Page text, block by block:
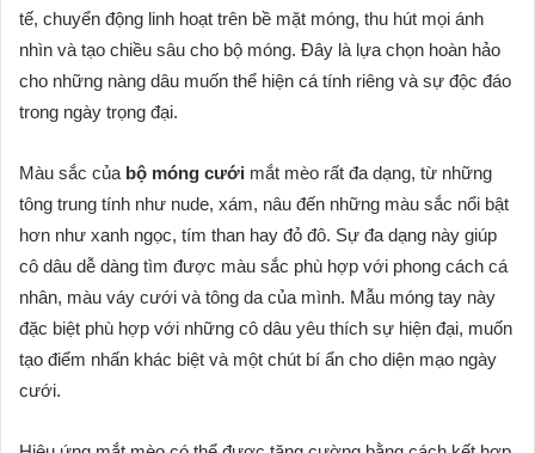
tế, chuyển động linh hoạt trên bề mặt móng, thu hút mọi ánh
nhìn và tạo chiều sâu cho bộ móng. Đây là lựa chọn hoàn hảo
cho những nàng dâu muốn thể hiện cá tính riêng và sự độc đáo
trong ngày trọng đại.
Màu sắc của bộ móng cưới mắt mèo rất đa dạng, từ những
tông trung tính như nude, xám, nâu đến những màu sắc nổi bật
hơn như xanh ngọc, tím than hay đỏ đô. Sự đa dạng này giúp
cô dâu dễ dàng tìm được màu sắc phù hợp với phong cách cá
nhân, màu váy cưới và tông da của mình. Mẫu móng tay này
đặc biệt phù hợp với những cô dâu yêu thích sự hiện đại, muốn
tạo điểm nhấn khác biệt và một chút bí ẩn cho diện mạo ngày
cưới.